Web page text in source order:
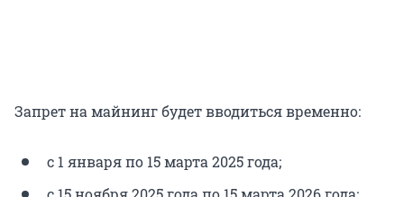
Запрет на майнинг будет вводиться временно:
с 1 января по 15 марта 2025 года;